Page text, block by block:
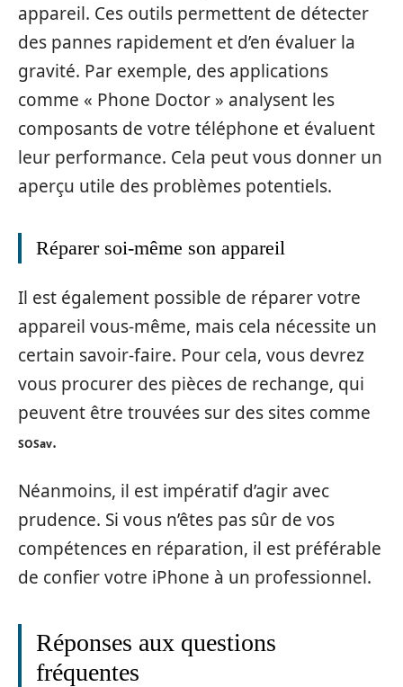
appareil. Ces outils permettent de détecter
des pannes rapidement et d’en évaluer la
gravité. Par exemple, des applications
comme « Phone Doctor » analysent les
composants de votre téléphone et évaluent
leur performance. Cela peut vous donner un
aperçu utile des problèmes potentiels.
Réparer soi-même son appareil
Il est également possible de réparer votre
appareil vous-même, mais cela nécessite un
certain savoir-faire. Pour cela, vous devrez
vous procurer des pièces de rechange, qui
peuvent être trouvées sur des sites comme
SOSav.
Néanmoins, il est impératif d’agir avec
prudence. Si vous n’êtes pas sûr de vos
compétences en réparation, il est préférable
de confier votre iPhone à un professionnel.
Réponses aux questions
fréquentes